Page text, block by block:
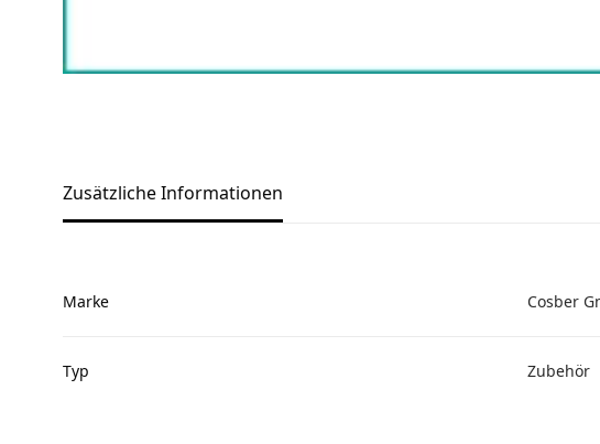
Zusätzliche Informationen
Marke Cosber
Typ Zubehör